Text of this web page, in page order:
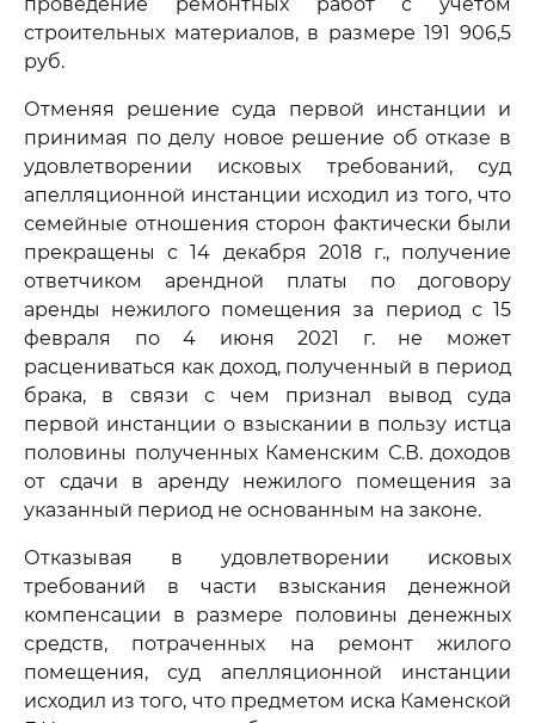
строительных материалов, в размере 191 906,5
руб.
Отменяя решение суда первой инстанции и
принимая по делу новое решение об отказе в
удовлетворении исковых требований, суд
апелляционной инстанции исходил из того, что
семейные отношения сторон фактически были
прекращены с 14 декабря 2018 г., получение
ответчиком арендной платы по договору
аренды нежилого помещения за период с 15
февраля по 4 июня 2021 г. не может
расцениваться как доход, полученный в период
брака, в связи с чем признал вывод суда
первой инстанции о взыскании в пользу истца
половины полученных Каменским С.В. доходов
от сдачи в аренду нежилого помещения за
указанный период не основанным на законе.
Отказывая в удовлетворении исковых
требований в части взыскания денежной
компенсации в размере половины денежных
средств, потраченных на ремонт жилого
помещения, суд апелляционной инстанции
исходил из того, что предметом иска Каменской